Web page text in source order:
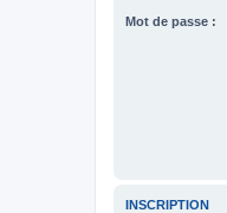
Mot de passe :
INSCRIPTION